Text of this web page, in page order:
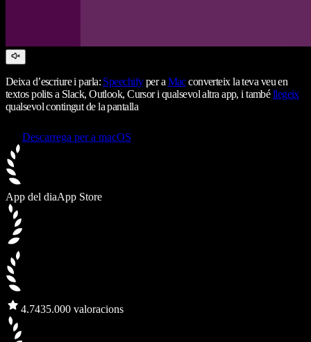
Deixa d’escriure i parla: Speechifyper a Macconverteix la teva veu en
textos polits a Slack, Outlook, Cursor i qualsevol altra app, i tambéllegeix
qualsevol contingut de la pantalla
Descarrega per a macOS
App del diaApp Store
4.7435.000 valoracions